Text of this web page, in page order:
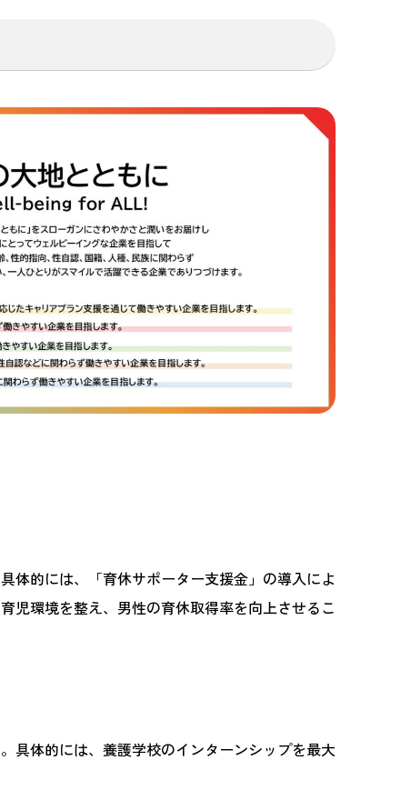
体的には、「育休サポーター支援金」の導入によ
児環境を整え、男性の育休取得率を向上させるこ
具体的には、養護学校のインターンシップを最大